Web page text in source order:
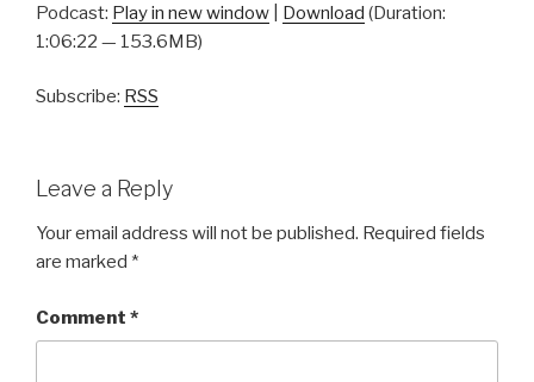
Podcast: Play in new window Download (Duration:
1:06:22 — 153.6MB)
Subscribe: RSS
Leave a Reply
Your email address will not be published. Required fields
are marked *
Comment *